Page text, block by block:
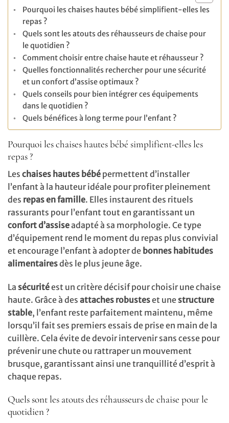
Pourquoi les chaises hautes bébé simplifient-elles les
repas ?
Quels sont les atouts des réhausseurs de chaise pour
le quotidien ?
Comment choisir entre chaise haute et réhausseur ?
Quelles fonctionnalités rechercher pour une sécurité
et un confort d’assise optimaux ?
Quels conseils pour bien intégrer ces équipements
dans le quotidien ?
Quels bénéfices à long terme pour l’enfant ?
Pourquoi les chaises hautes bébé simplifient-elles les
repas ?
Les chaises hautes bébé permettent d’installer
l’enfant à la hauteur idéale pour profiter pleinement
des repas en famille. Elles instaurent des rituels
rassurants pour l’enfant tout en garantissant un
confort d’assiseadapté à sa morphologie. Ce type
d’équipement rend le moment du repas plus convivial
et encourage l’enfant à adopter de bonnes habitudes
alimentairesdès le plus jeune âge.
La sécuritéest un critère décisif pour choisir une chaise
haute. Grâce à des attaches robusteset une structure
stable, l’enfant reste parfaitement maintenu, même
lorsqu’il fait ses premiers essais de prise en main de la
cuillère. Cela évite de devoir intervenir sans cesse pour
prévenir une chute ou rattraper un mouvement
brusque, garantissant ainsi une tranquillité d’esprit à
chaque repas.
Quels sont les atouts des réhausseurs de chaise pour le
quotidien ?